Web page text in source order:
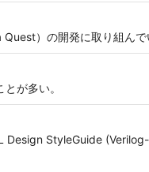
）の開発に取り組んで
が多い。
Design StyleGuide